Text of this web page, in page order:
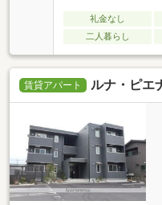
礼金なし
二人暮らし
賃貸アパート ルナ・ピエ